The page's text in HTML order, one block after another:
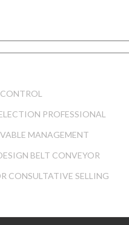
PROFESSIONAL
MANAGEMENT
BELT CONVEYOR
CONSULTATIVE SELLING